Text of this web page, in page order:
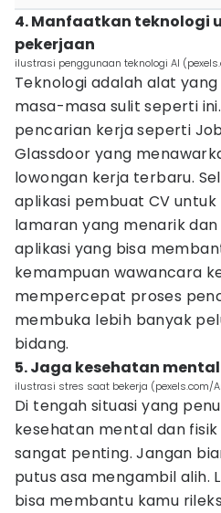
4. Manfaatkan teknologi
pekerjaan
ilustrasi penggunaan teknologi AI
Teknologi adalah alat
masa-masa sulit seperti
pencarian kerja seperti
Glassdoor yang
lowongan kerja terbaru.
aplikasi pembuat CV
lamaran yang menarik
aplikasi yang bisa
kemampuan wawancara
mempercepat proses
membuka lebih banyak
bidang.
5. Jaga kesehatan
ilustrasi stres saat bekerja (pexels.com/
Di tengah situasi yang
kesehatan mental dan
sangat penting. Jangan
putus asa mengambil alih.
bisa membantu kamu